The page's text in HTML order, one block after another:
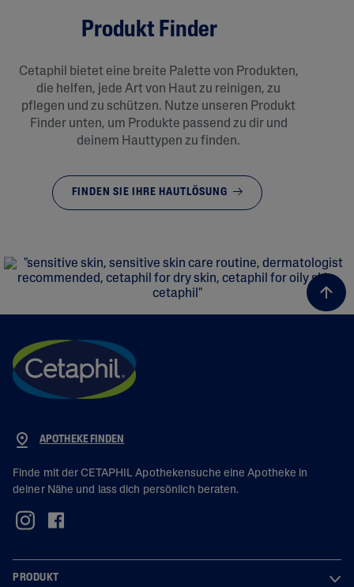
Produkt Finder
Cetaphil bietet eine breite Palette von Produkten,
die helfen, jede Art von Haut zu reinigen, zu
pflegen und zu schützen. Nutze unseren Produkt
Finder unten, um Produkte passend zu dir und
deinem Hauttypen zu finden.
FINDEN SIE IHRE HAUTLÖSUNG
APOTHEKE FINDEN
Finde mit der CETAPHIL Apothekensuche eine Apotheke in
deiner Nähe und lass dich persönlich beraten.
PRODUKT